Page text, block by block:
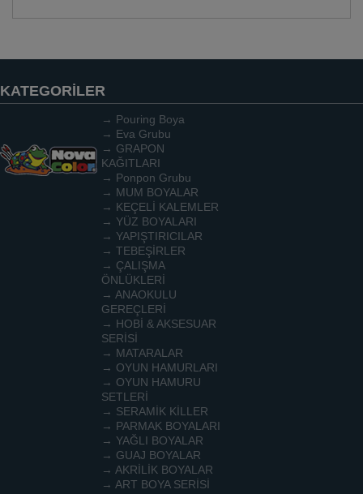
KATEGORİLER
→ Pouring Boya
→ Eva Grubu
→ GRAPON
KAĞITLARI
→ Ponpon Grubu
→ MUM BOYALAR
→ KEÇELİ KALEMLER
→ YÜZ BOYALARI
→ YAPIŞTIRICILAR
→ TEBEŞİRLER
→ ÇALIŞMA
ÖNLÜKLERİ
→ ANAOKULU
GEREÇLERİ
→ HOBİ & AKSESUAR
SERİSİ
→ MATARALAR
→ OYUN HAMURLARI
→ OYUN HAMURU
SETLERİ
→ SERAMİK KİLLER
→ PARMAK BOYALARI
→ YAĞLI BOYALAR
→ GUAJ BOYALAR
→ AKRİLİK BOYALAR
→ ART BOYA SERİSİ